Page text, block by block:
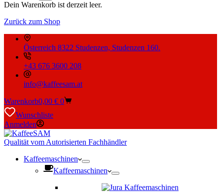
Dein Warenkorb ist derzeit leer.
Zurück zum Shop
Österreich 8322 Studenzen, Studenzen 160.
+43 676 3600 208
info@kaffeesam.at
Warenkorb0,00 € 0
Wunschliste
Anmelden
Qualität vom Autorisierten Fachhändler
Kaffeemaschinen
Kaffeemaschinen